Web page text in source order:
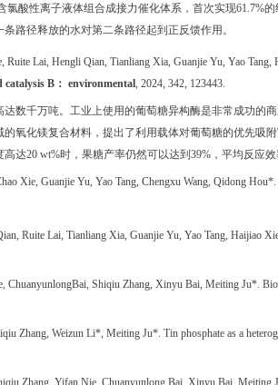
氯酸性离子液体组合成接力催化体系，首次实现61.7%的
路径释放的水对第二条路径起到正反馈作用。
Ruite Lai, Hengli Qian, Tianliang Xia, Guanjie Yu, Yao Tang,
catalysis B ： environmental, 2024, 342, 123443.
数千万吨。工业上使用的葡萄糖异构酶是非常成功
氧化镁复合材料，提出了利用载体对葡萄糖的优先吸
高达20 wt%时，果糖产率仍然可以达到 39% ，平均反应
Xie, Guanjie Yu, Yao Tang, Chengxu Wang, Qidong Hou*.
Ruite Lai, Tianliang Xia, Guanjie Yu, Yao Tang, Haijiao
ChuanyunlongBai, Shiqiu Zhang, Xinyu Bai, Meiting Ju*.
Zhang, Weizun Li*, Meiting Ju*. Tin phosphate as a
Zhang Yifan Nie Chuanyunlong Bai Xinyu Bai Meiting